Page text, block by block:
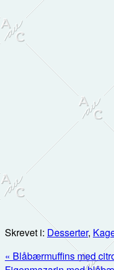
Skrevet i: Desserter,
Previous
« Blåbærmuffins med